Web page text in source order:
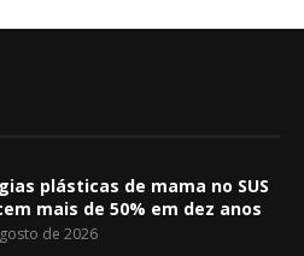
plásticas de mama no SUS
mais de 50% em dez anos
de 2026